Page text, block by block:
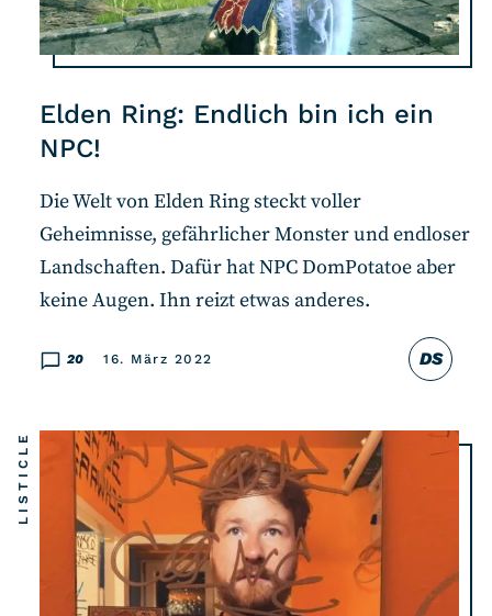
Elden Ring: Endlich bin ich ein
NPC!
DS
20 16. März 2022
Die Welt von Elden Ring steckt voller
Geheimnisse, gefährlicher Monster und endloser
Landschaften. Dafür hat NPC DomPotatoe aber
keine Augen. Ihn reizt etwas anderes.
LISTICLE